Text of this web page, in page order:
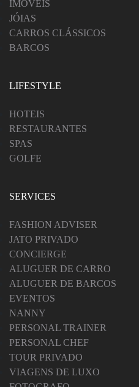
IMÓVEIS
JÓIAS
CARROS CLÁSSICOS
BARCOS
LIFESTYLE
HOTEIS
RESTAURANTES
SPAS
GOLFE
SERVICES
FASHION ADVISER
JATO PRIVADO
CONCIERGE
ALUGUER DE CARRO
ALUGUER DE BARCOS
EVENTOS
NANNY
PERSONAL TRAINER
PERSONAL CHEF
TOUR PRIVADO
VIAGENS DE LUXO